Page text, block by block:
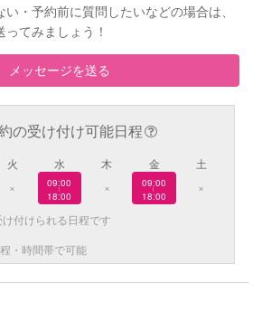
・予約前に質問したいなどの場合は、
てみましょう！
メッセージを送る
の受け付け可能日程
火
×
水
09:00
|
18:00
木
×
金
09:00
|
18:00
土
×
付けられる日程です
・時間帯で可能